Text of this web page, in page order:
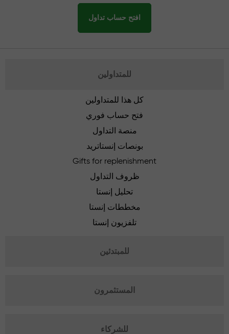
افتح حساب تداول
للمتداولين
كل هذا للمتداولين
فتح حساب فوري
منصة التداول
بونصات إنستاتريد
Gifts for replenishment
ظروف التداول
تحليل إنستا
مخططات إنستا
تلفزيون إنستا
للمبتدئين
المستثمرون
للشركاء